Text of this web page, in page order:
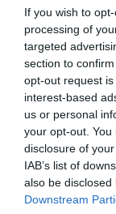
If you wish to
processing of
targeted
section to
opt-out request
interest-based
us or personal
your opt-out.
disclosure of
IAB’s list of
also be
Downstream
VISSZA A